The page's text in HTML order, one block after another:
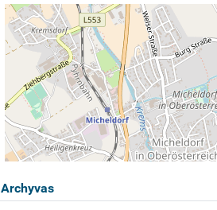
Archyvas